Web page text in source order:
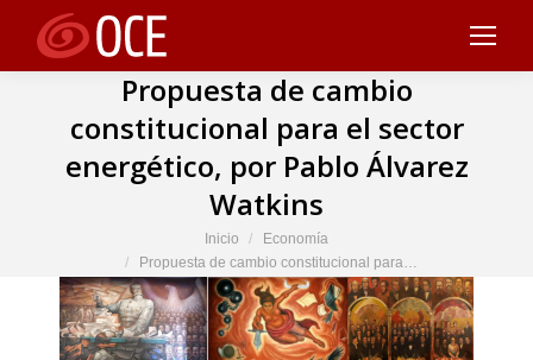
Propuesta de cambio
constitucional para el sector
energético, por Pablo Álvarez
Watkins
Inicio
Economía
Propuesta de cambio constitucional para…